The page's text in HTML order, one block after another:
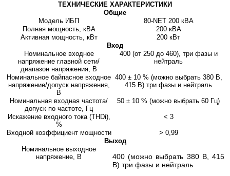
ТЕХНИЧЕСКИЕ ХАРАКТЕРИСТИКИ
Общие
Модель ИБП
80-NET 200 кВА
Полная мощность, кВА
200 кВА
Активная мощность, кВт
200 кВт
Вход
Номинальное входное
напряжение главной сети/
диапазон напряжения, В
400 (от 250 до 460), три фазы и
нейтраль
Номинальное байпасное входное
напряжение/допуск напряжения,
В
400 ± 10 % (можно выбрать 380 В,
415 В) три фазы и нейтраль
Номинальная входная частота/
допуск по частоте, Гц
50 ± 10 % (можно выбрать 60 Гц)
Искажение входного тока (THDi),
%
< 3
Входной коэффициент мощности
> 0,99
Выход
Номинальное выходное
напряжение, В
400 (можно выбрать 380 В, 415
В) три фазы и нейтраль